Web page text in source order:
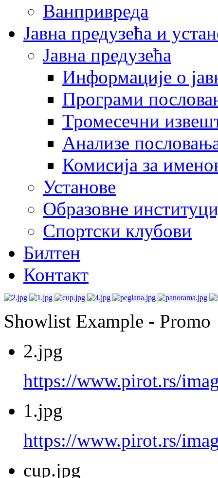
Ванпривреда
Јавна предузећа и
Јавна предузећа
Информације о
Програми
Тромесечни
Анализе
Комисија за
Установе
Образовне
Спортски клубови
Билтен
Контакт
Showlist Example - Promo
2.jpg
https://www.pirot.rs/
1.jpg
https://www.pirot.rs/
cup.jpg